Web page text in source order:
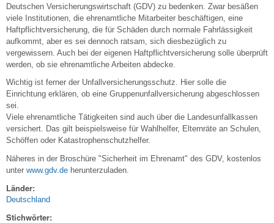
Deutschen Versicherungswirtschaft (GDV) zu bedenken. Zwar besäßen
viele Institutionen, die ehrenamtliche Mitarbeiter beschäftigen, eine
Haftpflichtversicherung, die für Schäden durch normale Fahrlässigkeit
aufkommt, aber es sei dennoch ratsam, sich diesbezüglich zu
vergewissern. Auch bei der eigenen Haftpflichtversicherung solle überprüft
werden, ob sie ehrenamtliche Arbeiten abdecke.
Wichtig ist ferner der Unfallversicherungsschutz. Hier solle die
Einrichtung erklären, ob eine Gruppenunfallversicherung abgeschlossen
sei.
Viele ehrenamtliche Tätigkeiten sind auch über die Landesunfallkassen
versichert. Das gilt beispielsweise für Wahlhelfer, Elternräte an Schulen,
Schöffen oder Katastrophenschutzhelfer.
Näheres in der Broschüre "Sicherheit im Ehrenamt" des GDV, kostenlos
unter www.gdv.de herunterzuladen.
Länder:
Deutschland
Stichwörter: